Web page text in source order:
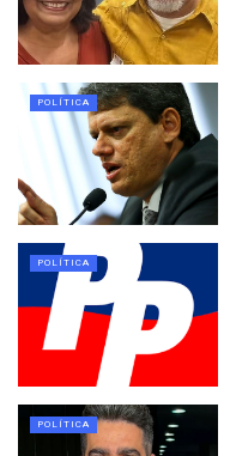
POLÍTICA
POLÍTICA
POLÍTICA